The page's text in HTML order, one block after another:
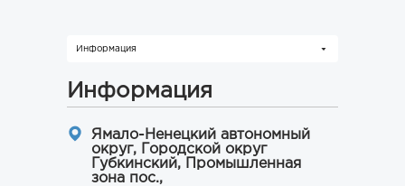
Информация
Информация
Ямало-Ненецкий автономный
округ, Городской округ
Губкинский, Промышленная
зона пос.,